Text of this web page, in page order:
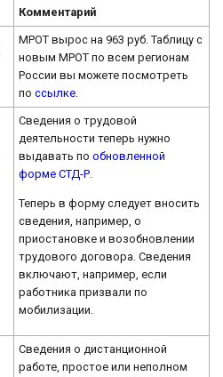
Комментарий
МРОТ вырос на 963 руб. Таблицу с
новым МРОТ по всем регионам
России вы можете посмотреть
поссылке.
Сведения о трудовой
деятельности теперь нужно
выдавать пообновленной
форме СТД-Р.
Теперь в форму следует вносить
сведения, например, о
приостановке и возобновлении
трудового договора. Сведения
включают, например, если
работника призвали по
мобилизации.
Сведения о дистанционной
работе, простое или неполном